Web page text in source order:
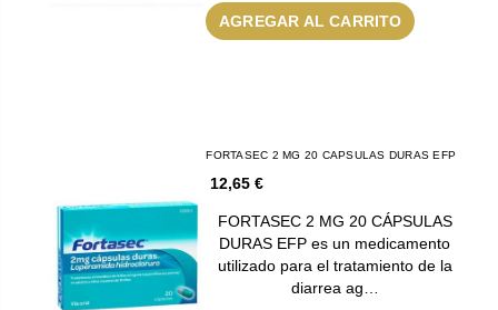
AGREGAR AL CARRITO
FORTASEC 2 MG 20 CAPSULAS DURAS EFP
12,65 €
FORTASEC 2 MG 20 CÁPSULAS
DURAS EFP es un medicamento
utilizado para el tratamiento de la
diarrea ag…